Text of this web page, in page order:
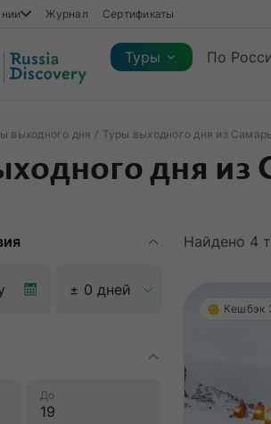
Журнал Сертификаты
Туры
туров
По
Коллекции Виды отдыха
выходного дня Туры выходного дня из
дня из
До
Найдено 4
Кешбэк